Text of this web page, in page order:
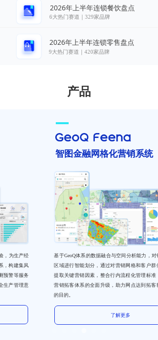
产品
6大热门赛道｜329家品牌
2026年上半年连锁餐饮盘点
9大热门赛道｜420家品牌
2026年上半年连锁零售盘点
智图金融网格化营销系统
基于GeoQ体系的数据融合与空间分析能力，对银行网点营销
区域进行智能划分，通过对营销网格和客户群体的深度分析
提取关键营销因素，整合行内流程化管理标准，完成对网点
营销拓客体系的全面升级，助力网点达到拓客转化降本增效